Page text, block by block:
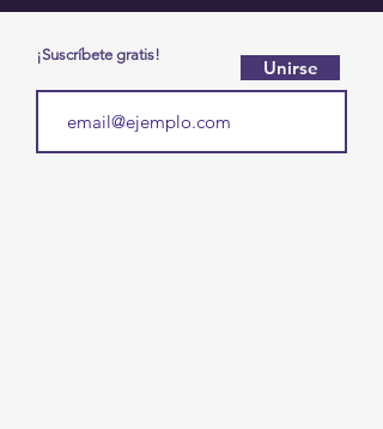
¡Suscríbete gratis!
Unirse